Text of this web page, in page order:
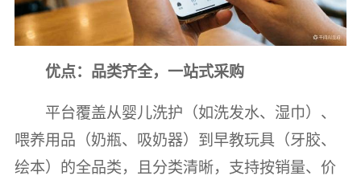
优点：品类齐全，一站式采购
平台覆盖从婴儿洗护（如洗发水、湿巾）、
喂养用品（奶瓶、吸奶器）到早教玩具（牙胶、
绘本）的全品类，且分类清晰，支持按销量、价